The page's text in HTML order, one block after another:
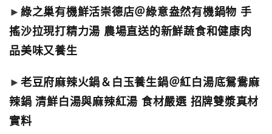
► 綠之巢有機鮮活崇德店＠綠意盎然有機鍋物 手
搖沙拉現打精力湯 農場直送的新鮮蔬食和健康肉
品美味又養生
► 老豆府麻辣火鍋＆白玉養生鍋＠紅白湯底鴛鴦麻
辣鍋 清鮮白湯與麻辣紅湯 食材嚴選 招牌雙漿真材
實料